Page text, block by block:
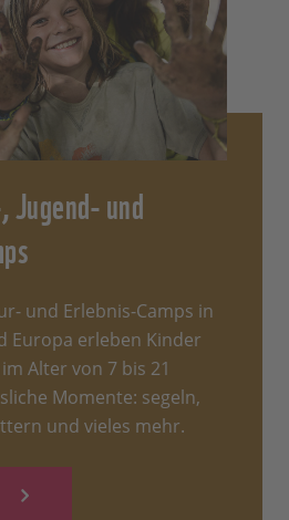
Jugend- und
und Erlebnis-Camps in
Europa erleben Kinder
Alter von 7 bis 21
Momente: segeln,
und vieles mehr.